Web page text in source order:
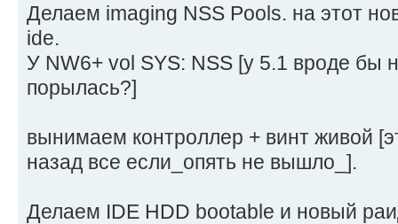
Делаем imaging NSS Pools. на этот
ide.
У NW6+ vol SYS: NSS [у 5.1 вроде бы
порылась?]
вынимаем контроллер + винт живой
назад все если_опять не вышло_].
Делаем IDE HDD bootable и новый